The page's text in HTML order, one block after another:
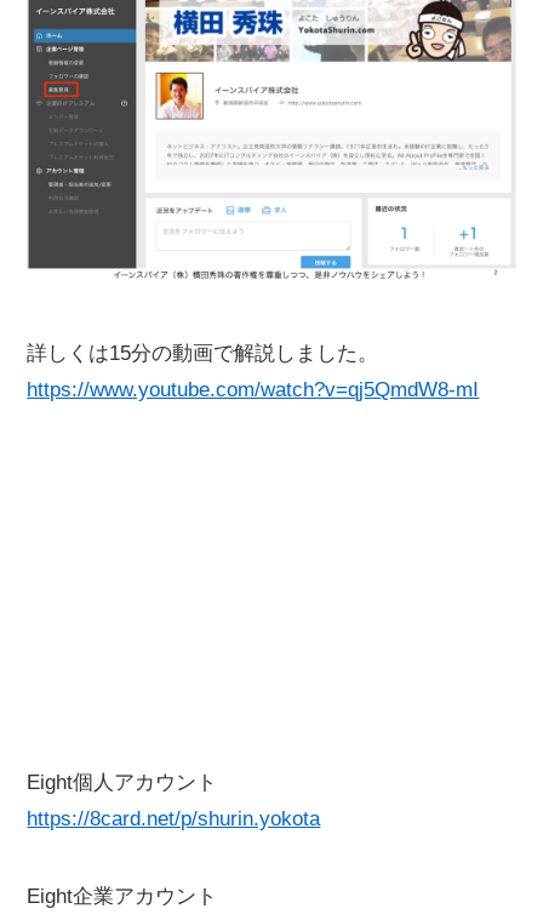
詳しくは15分の動画で解説しました。
https://www.youtube.com/watch?v=qj5QmdW8-mI
Eight個人アカウント
https://8card.net/p/shurin.yokota
Eight企業アカウント